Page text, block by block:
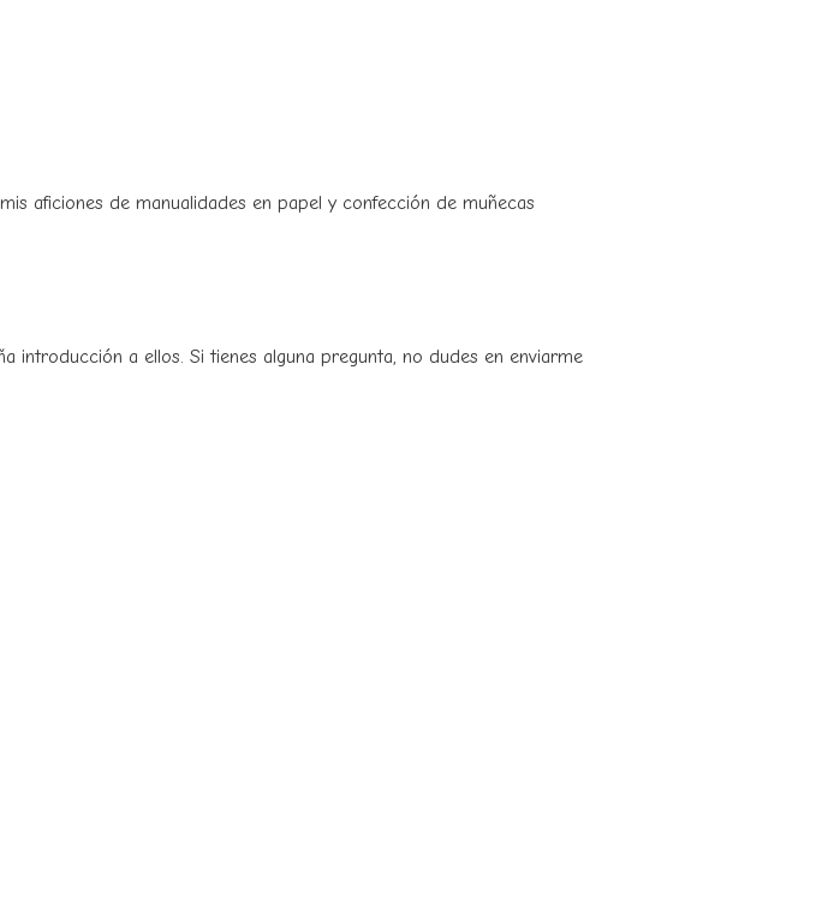
aficiones de manualidades en papel y confección de muñecas
introducción a ellos. Si tienes alguna pregunta, no dudes en enviarme